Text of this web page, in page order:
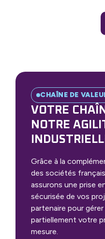
CHAÎNE DE
VOTRE
NOTRE
Grâce à la
des sociétés
assurons une prise
sécurisée de vos
partenaire pour
partiellement votre
mesure.